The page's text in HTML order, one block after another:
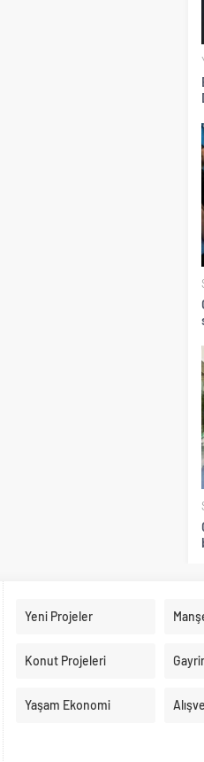
Yeni Projeler
Konut Projeleri
Yaşam Ekonomi